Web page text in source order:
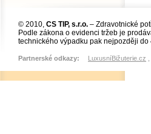
© 2010, CS TIP, s.r.o. – Zdravotnické
Podle zákona o evidenci tržeb je
technického výpadku pak nejpozději do
Partnerské odkazy: LuxusníBižuterie.cz